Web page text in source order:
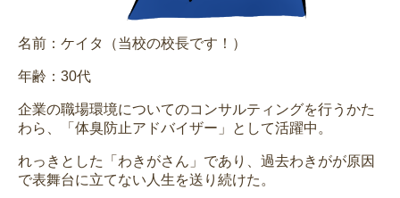
名前：ケイタ（当校の校長です！）
年齢：30代
企業の職場環境についてのコンサルティングを行うかた
わら、「体臭防止アドバイザー」として活躍中。
れっきとした「わきがさん」であり、過去わきがが原因
で表舞台に立てない人生を送り続けた。